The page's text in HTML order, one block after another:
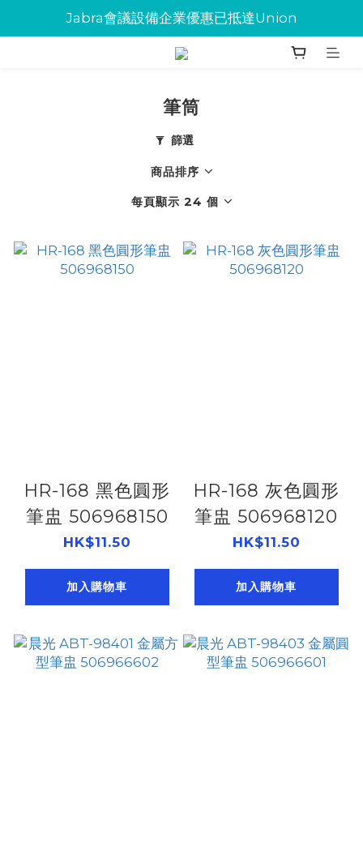
Jabra會議設備企業優惠已抵達Union
Jabra會議設備企業優惠已抵達Union
環保碳粉歡迎大量下單
筆筒
篩選
商品排序
每頁顯示 24 個
HR-168 黑色圓形
筆盅 506968150
HK$11.50
加入購物車
HR-168 灰色圓形
筆盅 506968120
HK$11.50
加入購物車